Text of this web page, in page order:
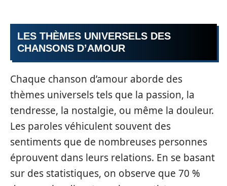
LES THÈMES UNIVERSELS DES
CHANSONS D’AMOUR
Chaque chanson d’amour aborde des
thèmes universels tels que la passion, la
tendresse, la nostalgie, ou même la douleur.
Les paroles véhiculent souvent des
sentiments que de nombreuses personnes
éprouvent dans leurs relations. En se basant
sur des statistiques, on observe que 70 %